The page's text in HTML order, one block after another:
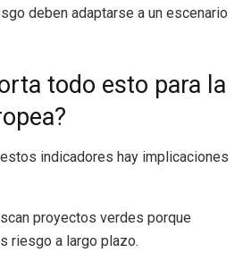
deben adaptarse a un escenario
todo esto para la
indicadores hay implicaciones
proyectos verdes porque
riesgo a largo plazo.